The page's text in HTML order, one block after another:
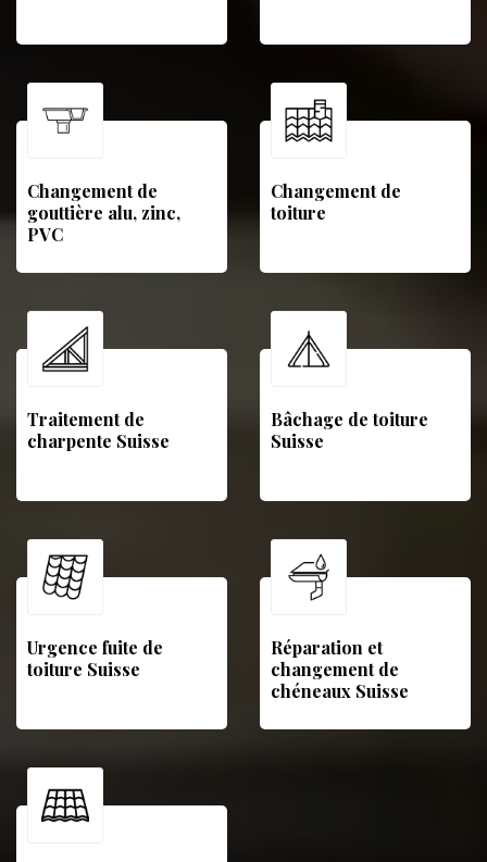
Changement de
gouttière alu, zinc,
PVC
Changement de
toiture
Traitement de
charpente Suisse
Bâchage de toiture
Suisse
Urgence fuite de
toiture Suisse
Réparation et
changement de
chéneaux Suisse